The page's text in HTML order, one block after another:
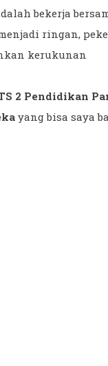
bekerja
ringan,
kerukunan
2 Pendidikan
yang bisa saya